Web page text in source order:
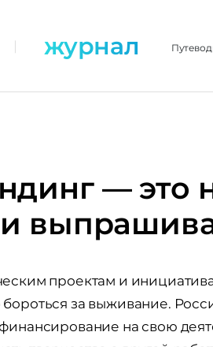
| журнал
— это
проектам и
бороться за выживание.
на свою